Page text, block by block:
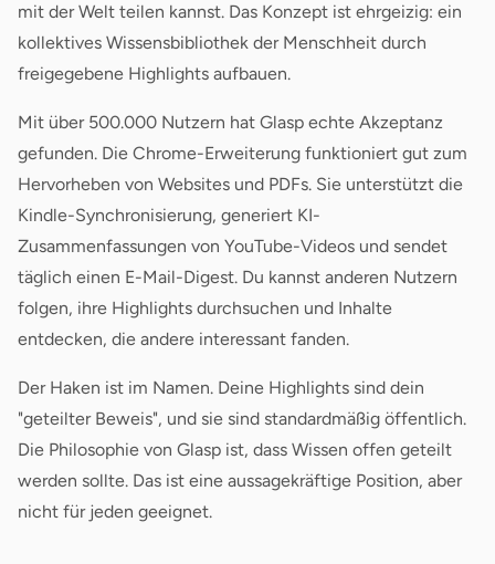
mit der Welt teilen kannst. Das Konzept ist ehrgeizig: ein
kollektives Wissensbibliothek der Menschheit durch
freigegebene Highlights aufbauen.
Mit über 500.000 Nutzern hat Glasp echte Akzeptanz
gefunden. Die Chrome-Erweiterung funktioniert gut zum
Hervorheben von Websites und PDFs. Sie unterstützt die
Kindle-Synchronisierung, generiert KI-
Zusammenfassungen von YouTube-Videos und sendet
täglich einen E-Mail-Digest. Du kannst anderen Nutzern
folgen, ihre Highlights durchsuchen und Inhalte
entdecken, die andere interessant fanden.
Der Haken ist im Namen. Deine Highlights sind dein
"geteilter Beweis", und sie sind standardmäßig öffentlich.
Die Philosophie von Glasp ist, dass Wissen offen geteilt
werden sollte. Das ist eine aussagekräftige Position, aber
nicht für jeden geeignet.